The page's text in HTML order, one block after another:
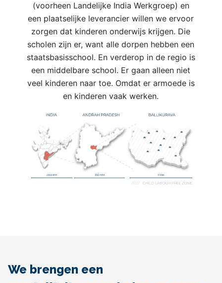
(voorheen Landelijke India Werkgroep) en
een plaatselijke leverancier willen we ervoor
zorgen dat kinderen onderwijs krijgen. Die
scholen zijn er, want alle dorpen hebben een
staatsbasisschool. En verderop in de regio is
een middelbare school. Er gaan alleen niet
veel kinderen naar toe. Omdat er armoede is
en kinderen vaak werken.
We brengen een